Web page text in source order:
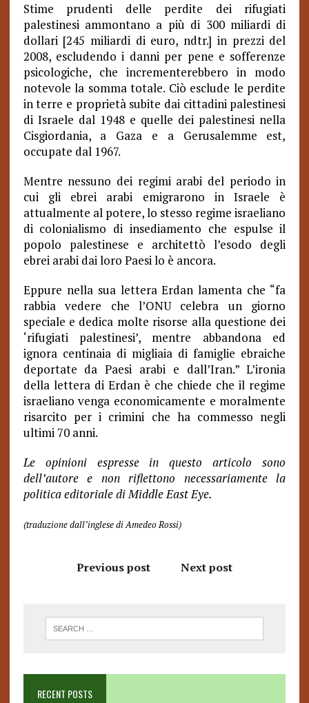
Stime prudenti delle perdite dei rifugiati
palestinesi ammontano a più di 300 miliardi di
dollari [245 miliardi di euro, ndtr.] in prezzi del
2008, escludendo i danni per pene e sofferenze
psicologiche, che incrementerebbero in modo
notevole la somma totale. Ciò esclude le perdite
in terre e proprietà subite dai cittadini palestinesi
di Israele dal 1948 e quelle dei palestinesi nella
Cisgiordania, a Gaza e a Gerusalemme est,
occupate dal 1967.
Mentre nessuno dei regimi arabi del periodo in
cui gli ebrei arabi emigrarono in Israele è
attualmente al potere, lo stesso regime israeliano
di colonialismo di insediamento che espulse il
popolo palestinese e architettò l’esodo degli
ebrei arabi dai loro Paesi lo è ancora.
Eppure nella sua lettera Erdan lamenta che “fa
rabbia vedere che l’ONU celebra un giorno
speciale e dedica molte risorse alla questione dei
‘rifugiati palestinesi’, mentre abbandona ed
ignora centinaia di migliaia di famiglie ebraiche
deportate da Paesi arabi e dall’Iran.” L’ironia
della lettera di Erdan è che chiede che il regime
israeliano venga economicamente e moralmente
risarcito per i crimini che ha commesso negli
ultimi 70 anni.
Le opinioni espresse in questo articolo sono
dell’autore e non riflettono necessariamente la
politica editoriale di Middle East Eye.
(traduzione dall’inglese di Amedeo Rossi)
Previous post Next post
RECENT POSTS